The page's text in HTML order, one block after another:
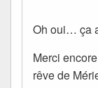
Oh oui… ça
Merci
rêve de